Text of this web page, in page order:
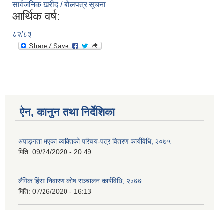
सार्वजनिक खरीद / बोलपत्र सूचना
आर्थिक वर्ष:
८२/८३
ऐन, कानुन तथा निर्देशिका
अपाङ्गता भएका व्यक्तिको परिचय-पत्र वितरण कार्यविधि, २०७५
मिति: 09/24/2020 - 20:49
लैंगिक हिंसा निवारण कोष सञ्चालन कार्यविधि, २०७७
मिति: 07/26/2020 - 16:13